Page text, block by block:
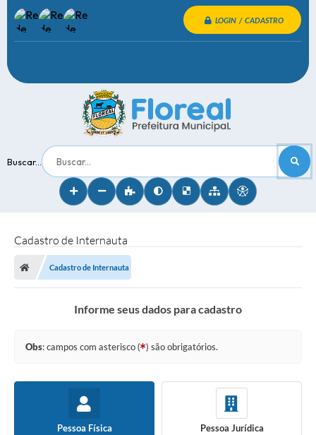
LOGIN / CADASTRO
Buscar...
Cadastro de Internauta
Cadastro de Internauta
Informe seus dados para cadastro
Obs: campos com asterisco ( ) são obrigatórios.
Pessoa Física Pessoa Jurídica